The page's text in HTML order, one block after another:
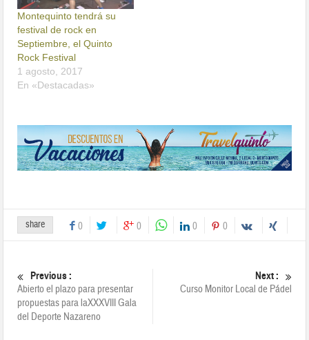
Montequinto tendrá su
festival de rock en
Septiembre, el Quinto
Rock Festival
1 agosto, 2017
En «Destacadas»
share 0 0 0 0
Previous :
Abierto el plazo para presentar
propuestas para laXXXVIII Gala
del Deporte Nazareno
Next :
Curso Monitor Local de Pádel